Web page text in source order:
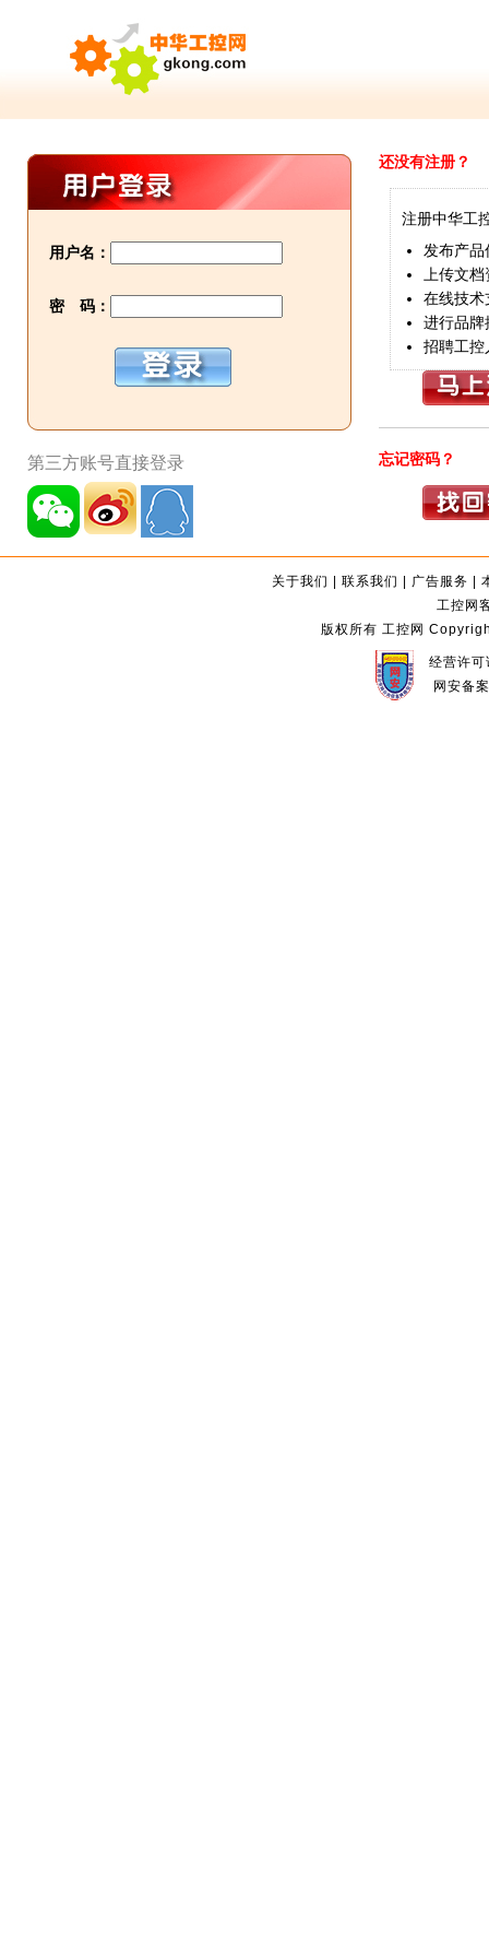
用户名：
密 码：
第三方账号直接登录
还没有注册？
注册中华工
发布产品
上传文档
在线技术
进行品牌
招聘工控
忘记密码？
关于我们 |联系我们 | 广告服务 |
工控网
版权所有 工控网
经营许
网安备